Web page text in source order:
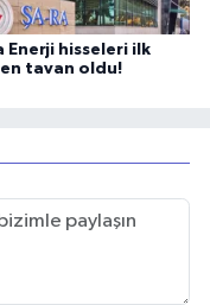
Enerji hisseleri ilk
tavan oldu!